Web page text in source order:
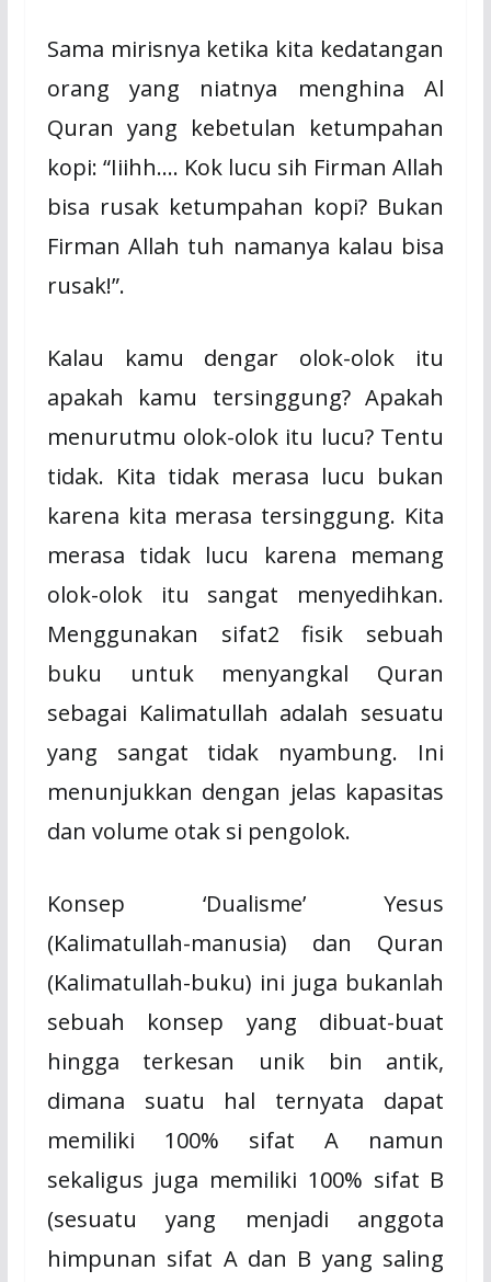
Sama mirisnya ketika kita kedatangan
orang yang niatnya menghina Al
Quran yang kebetulan ketumpahan
kopi: “Iiihh…. Kok lucu sih Firman Allah
bisa rusak ketumpahan kopi? Bukan
Firman Allah tuh namanya kalau bisa
rusak!”.
Kalau kamu dengar olok-olok itu
apakah kamu tersinggung? Apakah
menurutmu olok-olok itu lucu? Tentu
tidak. Kita tidak merasa lucu bukan
karena kita merasa tersinggung. Kita
merasa tidak lucu karena memang
olok-olok itu sangat menyedihkan.
Menggunakan sifat2 fisik sebuah
buku untuk menyangkal Quran
sebagai Kalimatullah adalah sesuatu
yang sangat tidak nyambung. Ini
menunjukkan dengan jelas kapasitas
dan volume otak si pengolok.
Konsep ‘Dualisme’ Yesus
(Kalimatullah-manusia) dan Quran
(Kalimatullah-buku) ini juga bukanlah
sebuah konsep yang dibuat-buat
hingga terkesan unik bin antik,
dimana suatu hal ternyata dapat
memiliki 100% sifat A namun
sekaligus juga memiliki 100% sifat B
(sesuatu yang menjadi anggota
himpunan sifat A dan B yang saling